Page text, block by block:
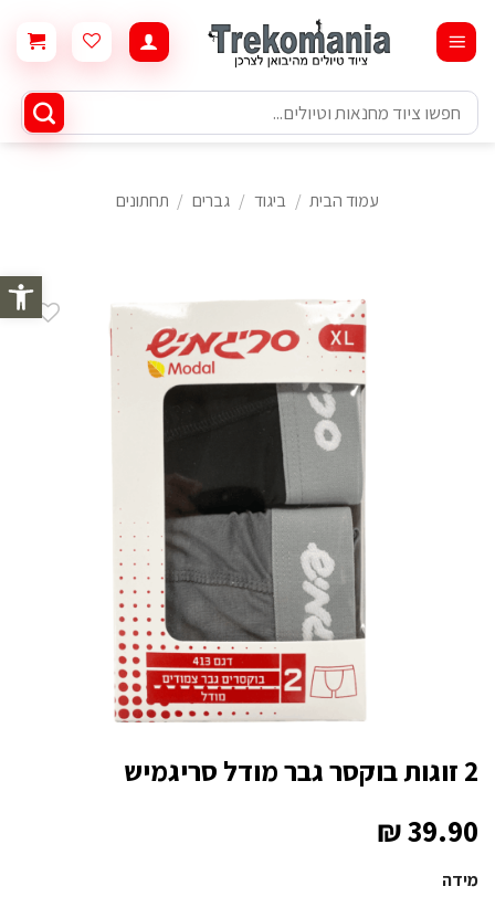
פתח
content
חיפוש
עבור:
עמוד הבית / ביגוד / גברים / תחתונים
2 זוגות בוקסר גבר מודל סריגמיש
₪39.90
מידה